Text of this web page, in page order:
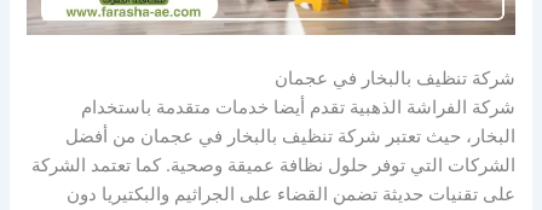
شركة تنظيف بالبخار في عجمان
شركة الفراشة الذهبية تقدم أيضا خدمات متقدمة باستخدام
البخار، حيث تعتبر شركة تنظيف بالبخار في عجمان من أفضل
الشركات التي توفر حلول نظافة عميقة وصحية. كما تعتمد الشركة
على تقنيات حديثة تضمن القضاء على الجراثيم والبكتيريا دون